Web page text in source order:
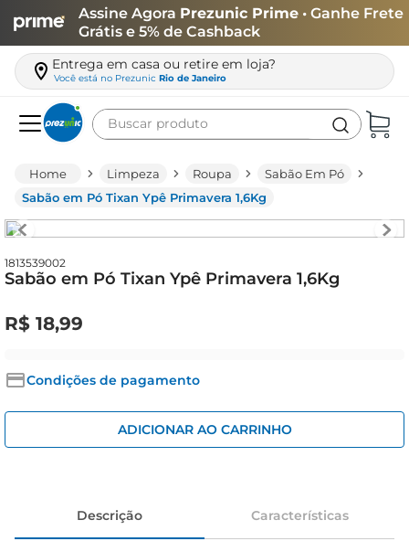
Assine Agora Prezunic Prime • Ganhe Frete
Grátis e 5% de Cashback
Entrega em casa ou retire em loja?
Você está no Prezunic Rio de Janeiro
Buscar produto
Limpeza Roupa
Sabão Em Pó
Sabão em Pó Tixan Ypê Primavera 1,6Kg
1813539002
Sabão em Pó Tixan Ypê Primavera 1,6Kg
R$ 18,99
Condições de pagamento
ADICIONAR AO CARRINHO
Descrição Características
leite
queijo
arroz
biscoito
cerveja